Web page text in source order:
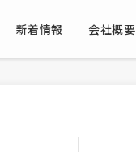
新着情報 会社概要